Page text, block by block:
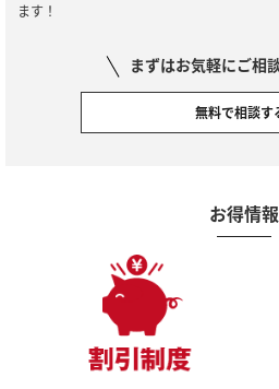
ます！
まずはお気軽にご相
無料で相談す
お得情報